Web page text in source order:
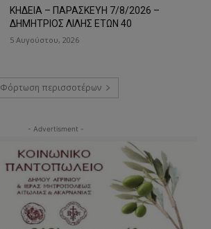
ΚΗΔΕΙΑ – ΠΑΡΑΣΚΕΥΗ 7/8/2026 –
ΔΗΜΗΤΡΙΟΣ ΛΙΛΗΣ ΕΤΩΝ 40
5 Αυγούστου, 2026
Φόρτωση περισσοτέρων
- Advertisment -